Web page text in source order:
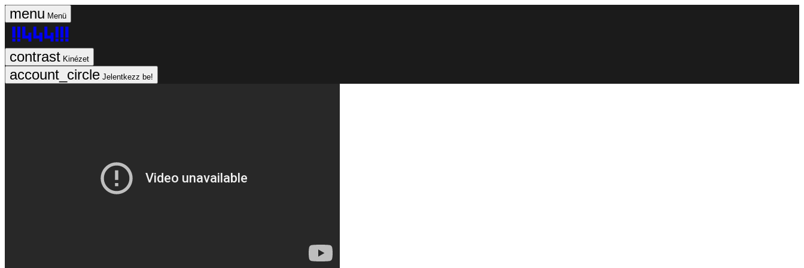
Menü
Kinézet
Jelentkezz be!